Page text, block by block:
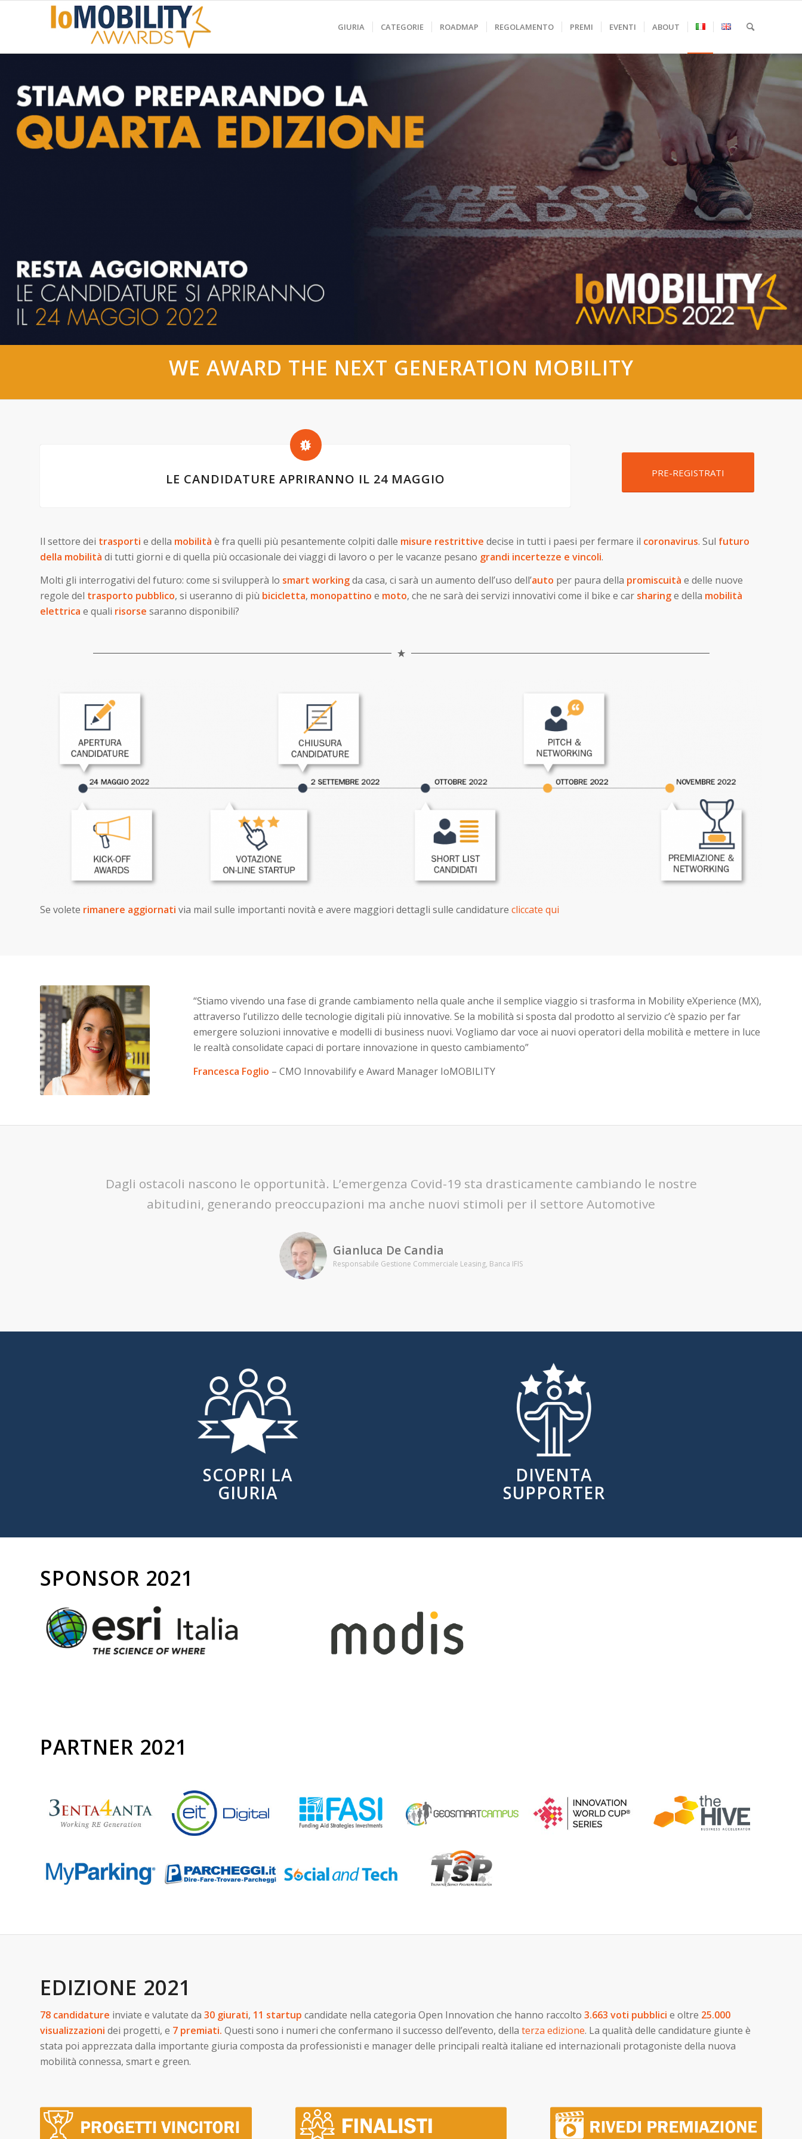
GIURIA CATEGORIE ROADMAP REGOLAMENTO PREMI EVENTI ABOUT
WE AWARD THE NEXT GENERATION MOBILITY
LE CANDIDATURE APRIRANNO IL 24 MAGGIO PRE-REGISTRATI
Il settore dei trasporti e della mobilità è fra quelli più pesantemente colpiti dalle misure restrittive decise in tutti i paesi per fermare il coronavirus. Sul futuro
della mobilità di tutti giorni e di quella più occasionale dei viaggi di lavoro o per le vacanze pesano grandi incertezze e vincoli.
Molti gli interrogativi del futuro: come si svilupperà lo smart workingda casa, ci sarà un aumento dell’uso dell’auto per paura della promiscuità e delle nuove
regole del trasporto pubblico, si useranno di più bicicletta, monopattino e moto, che ne sarà dei servizi innovativi come il bike e car sharinge della mobilità
elettrica e quali risorse saranno disponibili?
Se volete rimanere aggiornati via mail sulle importanti novità e avere maggiori dettagli sulle candidature cliccate qui
“Stiamo vivendo una fase di grande cambiamento nella quale anche il semplice viaggio si trasforma in Mobility eXperience (MX),
attraverso l’utilizzo delle tecnologie digitali più innovative. Se la mobilità si sposta dal prodotto al servizio c’è spazio per far
emergere soluzioni innovative e modelli di business nuovi. Vogliamo dar voce ai nuovi operatori della mobilità e mettere in luce
le realtà consolidate capaci di portare innovazione in questo cambiamento”
Francesca Foglio – CMO Innovabilify e Award Manager IoMOBILITY
Dagli ostacoli nascono le opportunità. L’emergenza Covid-19 sta drasticamente cambiando le nostre
abitudini, generando preoccupazioni ma anche nuovi stimoli per il settore Automotive
Gianluca De Candia
Responsabile Gestione Commerciale Leasing, Banca IFIS
SCOPRI LA
GIURIA
DIVENTA
SUPPORTER
SPONSOR 2021
PARTNER 2021
EDIZIONE 2021
78 candidature inviate e valutate da 30 giurati, 11 startup candidate nella categoria Open Innovation che hanno raccolto 3.663 voti pubblici e oltre 25.000
visualizzazioni dei progetti, e 7 premiati. Questi sono i numeri che confermano il successo dell’evento, della terza edizione. La qualità delle candidature giunte è
stata poi apprezzata dalla importante giuria composta da professionisti e manager delle principali realtà italiane ed internazionali protagoniste della nuova
mobilità connessa, smart e green.